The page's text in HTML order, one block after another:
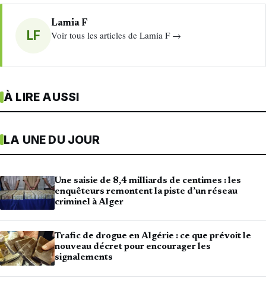
LF
Lamia F
Voir tous les articles de Lamia F →
À LIRE AUSSI
LA UNE DU JOUR
Une saisie de 8,4 milliards de centimes : les
enquêteurs remontent la piste d’un réseau
criminel à Alger
Trafic de drogue en Algérie : ce que prévoit le
nouveau décret pour encourager les
signalements